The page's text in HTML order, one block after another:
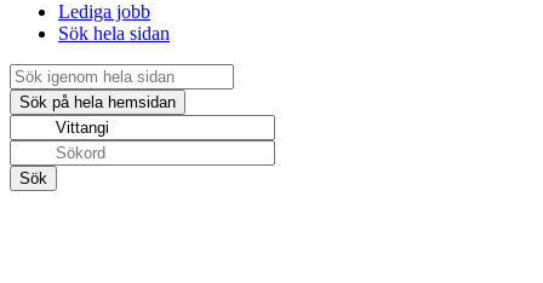
Lediga jobb
Sök hela sidan